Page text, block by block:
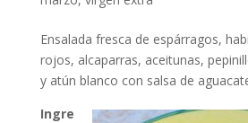
Ensalada fresca de espárragos,
rojos, alcaparras, aceitunas,
y atún blanco con salsa de
Ingre